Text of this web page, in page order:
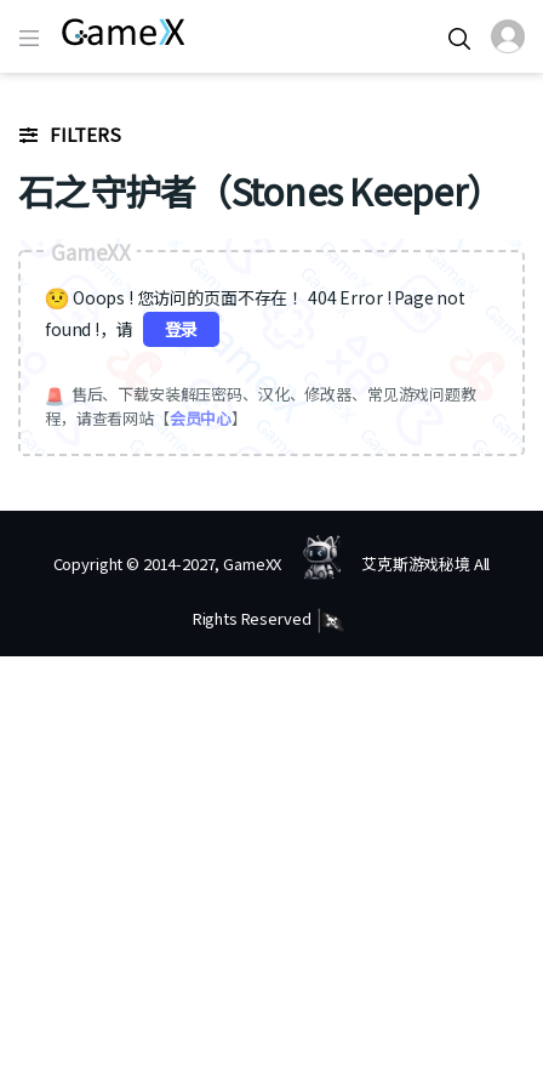
FILTERS
石之守护者（Stones Keeper）
GameXX
Ooops ! 您访问的页面不存在 ！404 Error ! Page not
found !，请
登录
售后、下载安装解压密码、汉化、修改器、常见游戏问题教
程，请查看网站【会员中心】
Copyright © 2014-2027, GameXX 艾克斯游戏秘境 All
Rights Reserved